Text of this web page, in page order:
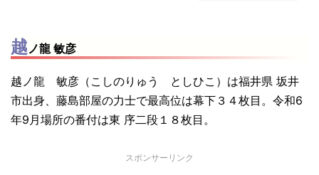
越 ノ龍 敏彦
越ノ龍 敏彦（こしのりゅう としひこ）は福井県 坂井
市出身、藤島部屋の力士で最高位は幕下３４枚目。令和6
年9月場所の番付は東 序二段１８枚目。
スポンサーリンク